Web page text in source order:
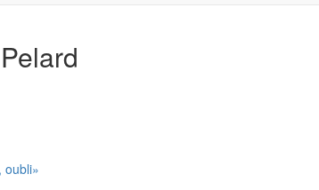
oubli»